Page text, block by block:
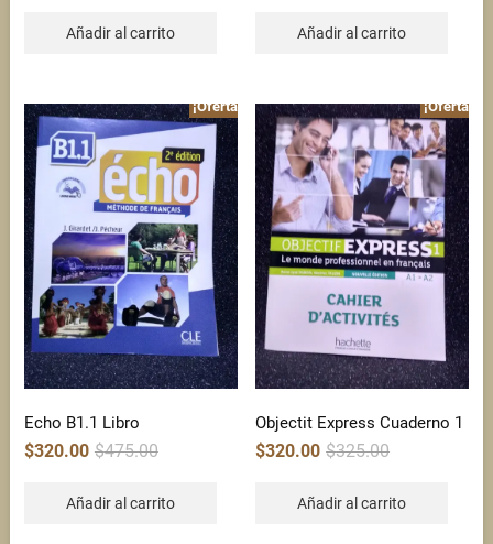
Añadir al carrito Añadir al carrito
¡Oferta!
Echo B1.1 Libro
$475.00Original
price
$320.00
Current
price
Añadir al carrito
¡Oferta!
Objectit Express Cuaderno 1
$325.00
$320.00
Añadir al carrito